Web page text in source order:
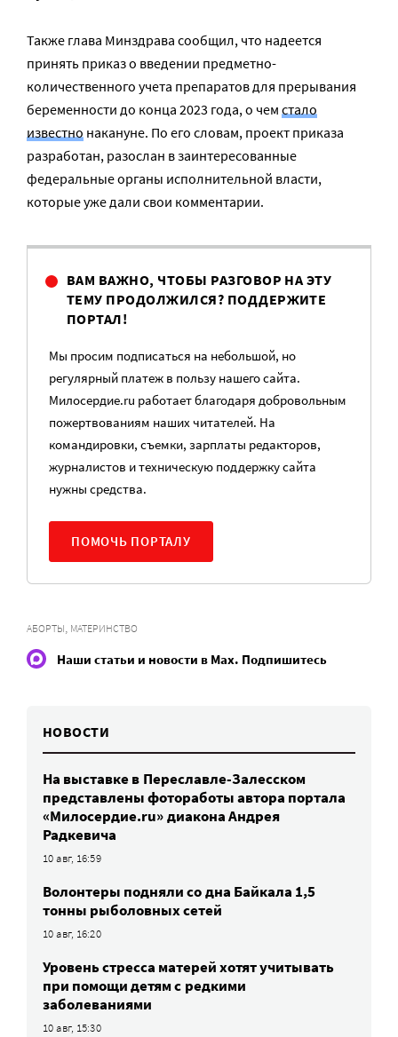
Также глава Минздрава сообщил, что надеется
принять приказ о введении предметно-
количественного учета препаратов для прерывания
беременности до конца 2023 года, о чем стало
известно накануне. По его словам, проект приказа
разработан, разослан в заинтересованные
федеральные органы исполнительной власти,
которые уже дали свои комментарии.
ВАМ ВАЖНО, ЧТОБЫ РАЗГОВОР НА ЭТУ
ТЕМУ ПРОДОЛЖИЛСЯ? ПОДДЕРЖИТЕ
ПОРТАЛ!
Мы просим подписаться на небольшой, но
регулярный платеж в пользу нашего сайта.
Милосердие.ru работает благодаря добровольным
пожертвованиям наших читателей. На
командировки, съемки, зарплаты редакторов,
журналистов и техническую поддержку сайта
нужны средства.
ПОМОЧЬ ПОРТАЛУ
АБОРТЫ, МАТЕРИНСТВО
Наши статьи и новости в Max. Подпишитесь
НОВОСТИ
На выставке в Переславле-Залесском
представлены фотоработы автора портала
«Милосердие.ru» диакона Андрея
Радкевича
10 авг, 16:59
Волонтеры подняли со дна Байкала 1,5
тонны рыболовных сетей
10 авг, 16:20
Уровень стресса матерей хотят учитывать
при помощи детям с редкими
заболеваниями
10 авг, 15:30